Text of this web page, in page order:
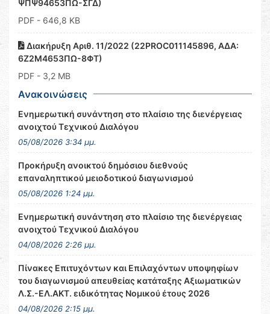
ΨΠΨ94653ΠΩ-ΣΓΔ)
PDF - 646,8 KB
Διακήρυξη Αριθ. 11/2022 (22PROC011145896, ΑΔΑ:
6Ζ2Μ4653ΠΩ-8ΦΤ)
PDF - 3,2 MB
Ανακοινώσεις
Ενημερωτική συνάντηση στο πλαίσιο της διενέργειας
ανοιχτού Τεχνικού Διαλόγου
05/08/2026 3:34 μμ.
Προκήρυξη ανοικτού δημόσιου διεθνούς
επαναληπτικού μειοδοτικού διαγωνισμού
05/08/2026 1:24 μμ.
Ενημερωτική συνάντηση στο πλαίσιο της διενέργειας
ανοιχτού Τεχνικού Διαλόγου
04/08/2026 2:26 μμ.
Πίνακες Επιτυχόντων και Επιλαχόντων υποψηφίων
του διαγωνισμού απευθείας κατάταξης Αξιωματικών
Λ.Σ.-ΕΛ.ΑΚΤ. ειδικότητας Νομικού έτους 2026
04/08/2026 2:15 μμ.